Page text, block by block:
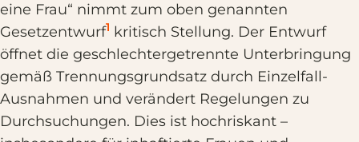
eine Frau“ nimmt zum oben genannten
Gesetzentwurf1 kritisch Stellung. Der Entwurf
öffnet die geschlechtergetrennte Unterbringung
gemäß Trennungsgrundsatz durch Einzelfall-
Ausnahmen und verändert Regelungen zu
Durchsuchungen. Dies ist hochriskant –